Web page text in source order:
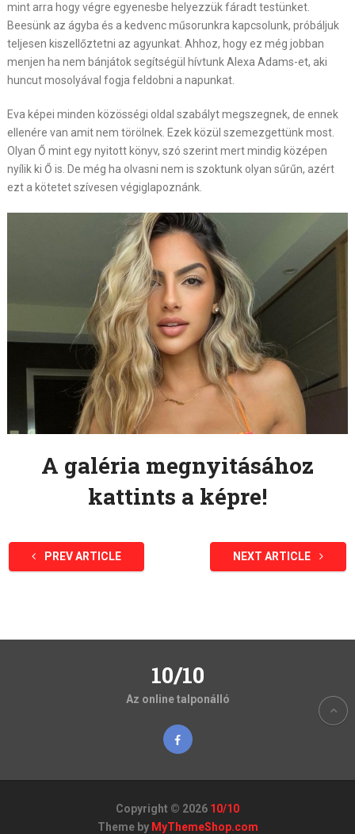
mint arra hogy végre egyenesbe helyezzük fáradt testünket.
Beesünk az ágyba és a kedvenc műsorunkra kapcsolunk, próbáljuk
teljesen kiszellőztetni az agyunkat. Ahhoz, hogy ez még jobban
menjen ha nem bánjátok segítségül hívtunk Alexa Adams-et, aki
huncut mosolyával fogja feldobni a napunkat.
Eva képei minden közösségi oldal szabályt megszegnek, de ennek
ellenére van amit nem törölnek. Ezek közül szemezgettünk most.
Olyan Ő mint egy nyitott könyv, szó szerint mert mindig középen
nyílik ki Ő is. De még ha olvasni nem is szoktunk olyan sűrűn, azért
ezt a kötetet szívesen végiglapoznánk.
A galéria megnyitásához
kattints a képre!
PREV ARTICLE NEXT ARTICLE
10/10
Az online talponálló
Copyright © 2026 10/10
Theme by MyThemeShop.com